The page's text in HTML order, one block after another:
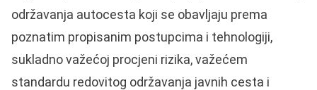
održavanja autocesta koji se obavljaju prema
poznatim propisanim postupcima i tehnologiji,
sukladno važećoj procjeni rizika, važećem
standardu redovitog održavanja javnih cesta i